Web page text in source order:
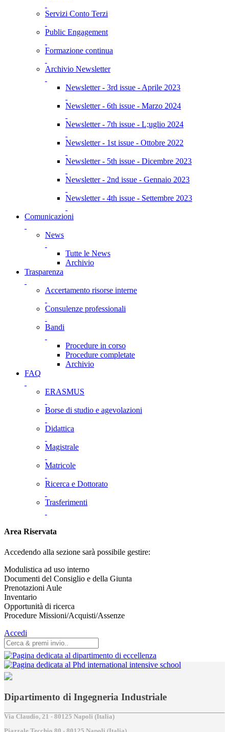
Servizi Conto Terzi
Public Engagement
Formazione continua
Archivio Newsletter
Newsletter - 3rd issue - Aprile 2023
Newsletter - 6th issue - Marzo 2024
Newsletter - 7th issue - L;uglio 2024
Newsletter - 1st issue - Ottobre 2022
Newsletter - 5th issue - Dicembre 2023
Newsletter - 2nd issue - Gennaio 2023
Newsletter - 4th issue - Settembre 2023
Comunicazioni
News
Tutte le News
Archivio
Trasparenza
Accertamento risorse interne
Consulenze professionali
Bandi
Procedure in corso
Procedure completate
Archivio
FAQ
ERASMUS
Borse di studio e agevolazioni
Didattica
Magistrale
Matricole
Ricerca e Dottorato
Trasferimenti
Area Riservata
Accedendo alla sezione sarà possibile gestire:
Modulistica ad uso interno
Documenti del Consiglio e della Giunta
Prenotazioni Aule
Inventario
Opportunità di ricerca
Procedure Missioni/Acquisti/Assenze
Accedi
Dipartimento di Ingegneria Industriale
Via Claudio, 21 - 80125 Napoli (Italia)